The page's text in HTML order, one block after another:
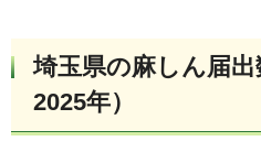
埼玉県の麻しん届
2025年）